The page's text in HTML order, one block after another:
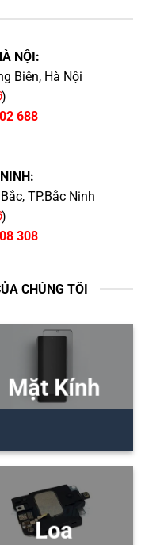
NỘI:
Biên, Hà Nội
)
688
TP.Bắc Ninh
)
308
CHÚNG TÔI
Mặt Kính
Loa